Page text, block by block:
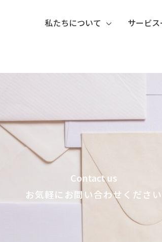
私たちについて サービ
Contact us
お気軽にお問い合わせください